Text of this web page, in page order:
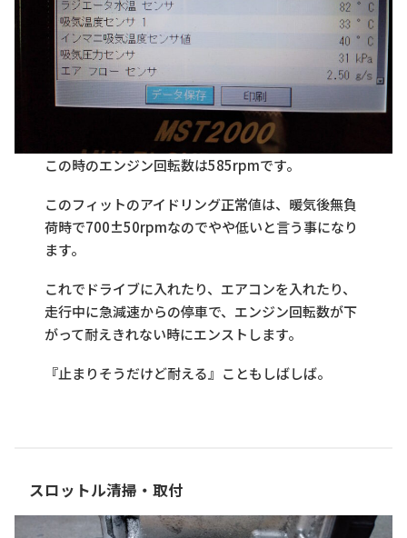
この時のエンジン回転数は585rpmです。
このフィットのアイドリング正常値は、暖気後無負
荷時で700±50rpmなのでやや低いと言う事になり
ます。
これでドライブに入れたり、エアコンを入れたり、
走行中に急減速からの停車で、エンジン回転数が下
がって耐えきれない時にエンストします。
『止まりそうだけど耐える』こともしばしば。
スロットル清掃・取付